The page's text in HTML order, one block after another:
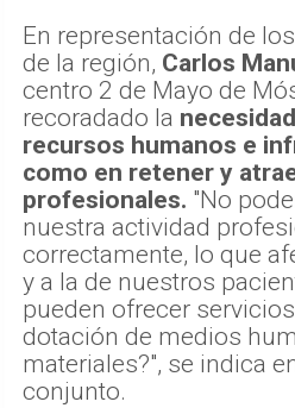
En representación de
de la región, Carlos
centro 2 de Mayo de
recoradado la
recursos humanos e
como en retener y
profesionales. "No
nuestra actividad
correctamente, lo que
y a la de nuestros
pueden ofrecer
dotación de medios
materiales?", se indica
conjunto.